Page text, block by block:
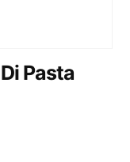
Pasta